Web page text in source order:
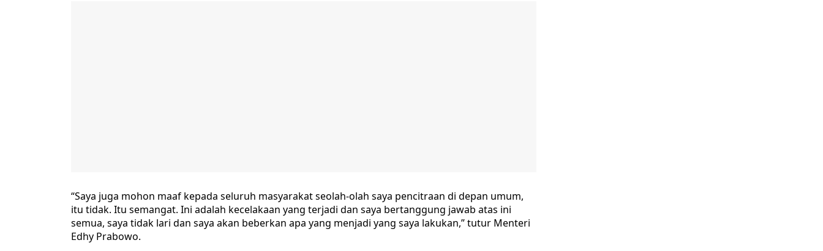
“Saya juga mohon maaf kepada seluruh masyarakat seolah-olah saya pencitraan di depan umum,
itu tidak. Itu semangat. Ini adalah kecelakaan yang terjadi dan saya bertanggung jawab atas ini
semua, saya tidak lari dan saya akan beberkan apa yang menjadi yang saya lakukan,” tutur Menteri
Edhy Prabowo.